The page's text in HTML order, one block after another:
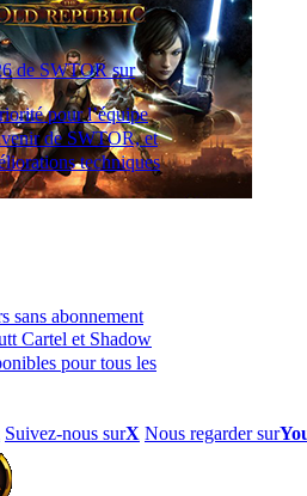
de SWTOR sur
pour l’équipe
de SWTOR, et
techniques
sans abonnement
Cartel et Shadow
pour tous les
Suivez-nous surX Nous regarder sur